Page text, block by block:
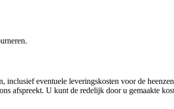
eventuele leveringskosten voor de
afspreekt. U kunt de redelijk door u gemaakte